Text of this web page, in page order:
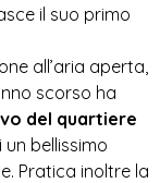
il suo primo
all’aria aperta,
scorso ha
del quartiere
un bellissimo
Pratica inoltre la